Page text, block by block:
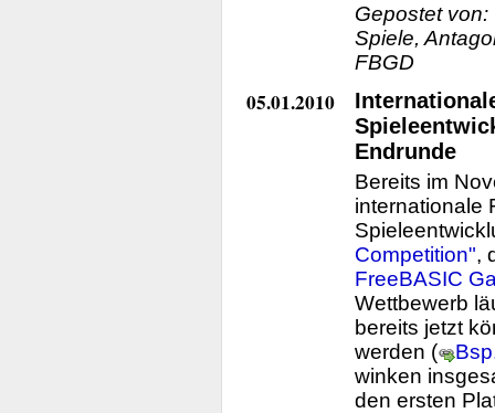
Gepostet von:
Spiele,
FBGD
05.01.2010
Endrunde
Bereits im
internationale
Competition",
FreeBASIC
Wettbewerb
bereits jetzt
werden (
winken
den ersten